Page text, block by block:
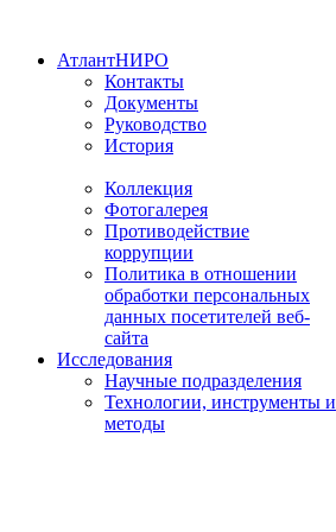
АтлантНИРО
Контакты
Документы
Руководство
История
Коллекция
Фотогалерея
Противодействие
коррупции
Политика в отношении
обработки персональных
данных посетителей веб-
сайта
Исследования
Научные подразделения
Технологии, инструменты и
методы